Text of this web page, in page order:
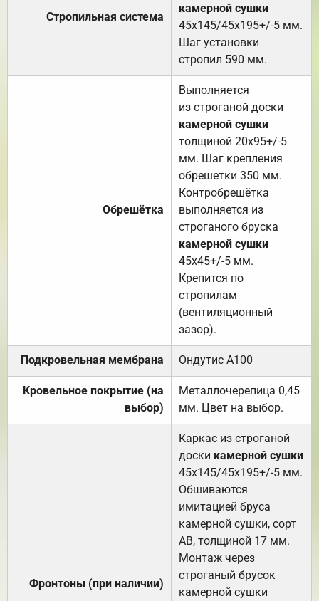
Стропильная система
камерной сушки
45х145/45х195+/-5 мм.
Шаг установки
стропил 590 мм.
Обрешётка
Выполняется
из строганой доски
камерной сушки
толщиной 20х95+/-5
мм. Шаг крепления
обрешетки 350 мм.
Контробрешётка
выполняется из
строганого бруска
камерной сушки
45х45+/-5 мм.
Крепится по
стропилам
(вентиляционный
зазор).
Подкровельная мембрана Ондутис А100
Кровельное покрытие (на
выбор)
Металлочерепица 0,45
мм. Цвет на выбор.
Фронтоны (при наличии)
Каркас из строганой
доски камерной сушки
45х145/45х195+/-5 мм.
Обшиваются
имитацией бруса
камерной сушки, сорт
АВ, толщиной 17 мм.
Монтаж через
строганый брусок
камерной сушки